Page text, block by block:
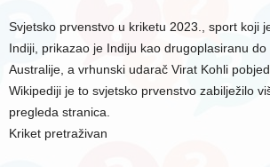
Svjetsko prvenstvo u kriketu 2023., sport koji
Indiji, prikazao je Indiju kao drugoplasiranu
Australije, a vrhunski udarač Virat Kohli
Wikipediji je to svjetsko prvenstvo zabilježilo
pregleda stranica.
Kriket pretraživan